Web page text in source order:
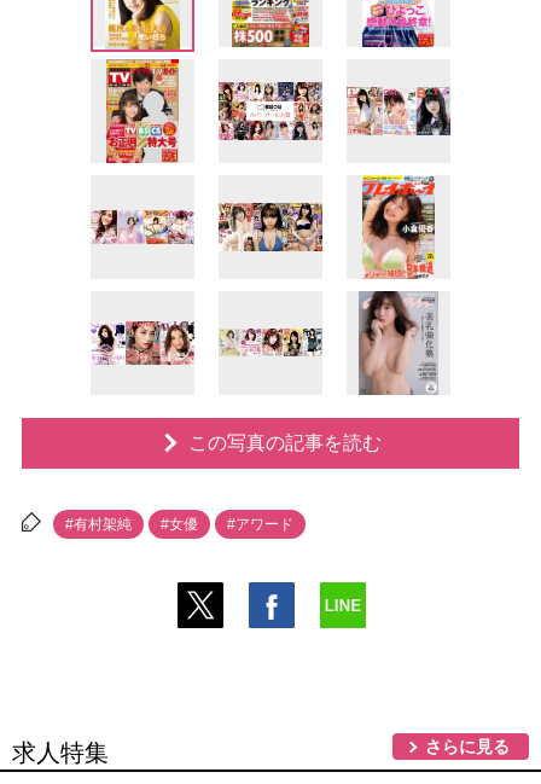
この写真の記事を読む
#有村架純 #女優 #アワード
求人特集 さらに見る